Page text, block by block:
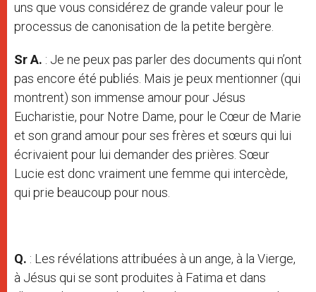
uns que vous considérez de grande valeur pour le
processus de canonisation de la petite bergère.
Sr A. : Je ne peux pas parler des documents qui n’ont
pas encore été publiés. Mais je peux mentionner (qui
montrent) son immense amour pour Jésus
Eucharistie, pour Notre Dame, pour le Cœur de Marie
et son grand amour pour ses frères et sœurs qui lui
écrivaient pour lui demander des prières. Sœur
Lucie est donc vraiment une femme qui intercède,
qui prie beaucoup pour nous.
Q. : Les révélations attribuées à un ange, à la Vierge,
à Jésus qui se sont produites à Fatima et dans